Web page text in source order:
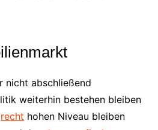
nicht abschließend
weiterhin bestehen bleiben
recht hohen Niveau bleiben